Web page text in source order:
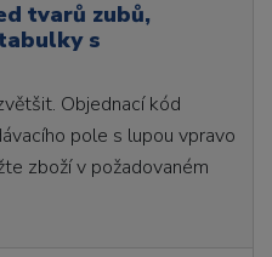
tvarů zubů,
s
Objednací kód
pole s lupou vpravo
zboží v požadovaném